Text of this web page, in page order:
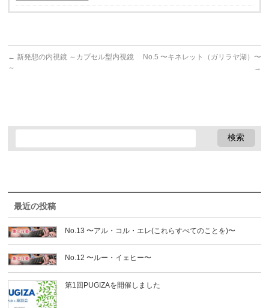
← 新発想の内視鏡 ～カプセル型内視鏡
～
No.5 〜キネレット（ガリラヤ湖）〜
→
最近の投稿
No.13 〜アル・コル・エレ(これらすべてのことを)〜
No.12 〜ルー・イェヒー〜
第1回PUGIZAを開催しました